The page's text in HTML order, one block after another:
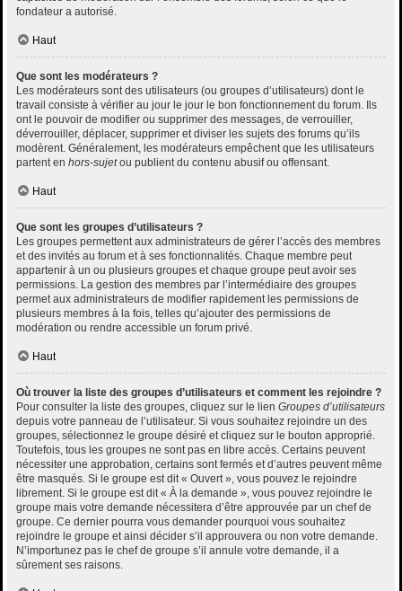
fondateur a autorisé.
Haut
Que sont les modérateurs ?
Les modérateurs sont des utilisateurs (ou groupes d’utilisateurs) dont le
travail consiste à vérifier au jour le jour le bon fonctionnement du forum. Ils
ont le pouvoir de modifier ou supprimer des messages, de verrouiller,
déverrouiller, déplacer, supprimer et diviser les sujets des forums qu’ils
modèrent. Généralement, les modérateurs empêchent que les utilisateurs
partent en hors-sujetou publient du contenu abusif ou offensant.
Haut
Que sont les groupes d’utilisateurs ?
Les groupes permettent aux administrateurs de gérer l’accès des membres
et des invités au forum et à ses fonctionnalités. Chaque membre peut
appartenir à un ou plusieurs groupes et chaque groupe peut avoir ses
permissions. La gestion des membres par l’intermédiaire des groupes
permet aux administrateurs de modifier rapidement les permissions de
plusieurs membres à la fois, telles qu’ajouter des permissions de
modération ou rendre accessible un forum privé.
Haut
Où trouver la liste des groupes d’utilisateurs et comment les rejoindre ?
Pour consulter la liste des groupes, cliquez sur le lien Groupes d’utilisateurs
depuis votre panneau de l’utilisateur. Si vous souhaitez rejoindre un des
groupes, sélectionnez le groupe désiré et cliquez sur le bouton approprié.
Toutefois, tous les groupes ne sont pas en libre accès. Certains peuvent
nécessiter une approbation, certains sont fermés et d’autres peuvent même
être masqués. Si le groupe est dit « Ouvert », vous pouvez le rejoindre
librement. Si le groupe est dit « À la demande », vous pouvez rejoindre le
groupe mais votre demande nécessitera d’être approuvée par un chef de
groupe. Ce dernier pourra vous demander pourquoi vous souhaitez
rejoindre le groupe et ainsi décider s’il approuvera ou non votre demande.
N’importunez pas le chef de groupe s’il annule votre demande, il a
sûrement ses raisons.